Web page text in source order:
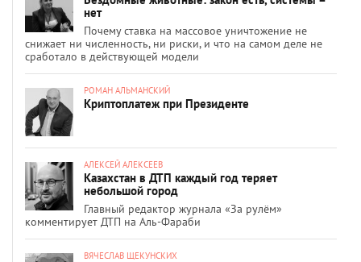
нет
Почему ставка на массовое уничтожение не
снижает ни численность, ни риски, и что на самом деле не
сработало в действующей модели
РОМАН АЛЬМАНСКИЙ
Криптоплатеж при Президенте
АЛЕКСЕЙ АЛЕКСЕЕВ
Казахстан в ДТП каждый год теряет
небольшой город
Главный редактор журнала «За рулём»
комментирует ДТП на Аль-Фараби
ВЯЧЕСЛАВ ЩЕКУНСКИХ